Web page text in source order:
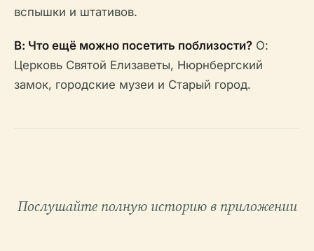
вспышки и штативов.
В: Что ещё можно посетить поблизости? О:
Церковь Святой Елизаветы, Нюрнбергский
замок, городские музеи и Старый город.
Послушайте полную историю в приложении